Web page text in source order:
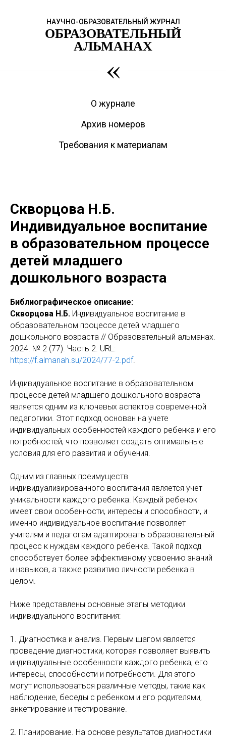
НАУЧНО-ОБРАЗОВАТЕЛЬНЫЙ ЖУРНАЛ
ОБРАЗОВАТЕЛЬНЫЙ
АЛЬМАНАХ
«
О журнале
Архив номеров
Требования к материалам
Скворцова Н.Б.
Индивидуальное воспитание
в образовательном процессе
детей младшего
дошкольного возраста
Библиографическое описание:
Скворцова Н.Б. Индивидуальное воспитание в
образовательном процессе детей младшего
дошкольного возраста // Образовательный альманах.
2024. № 2 (77). Часть 2. URL:
https://f.almanah.su/2024/77-2.pdf.
Индивидуальное воспитание в образовательном
процессе детей младшего дошкольного возраста
является одним из ключевых аспектов современной
педагогики. Этот подход основан на учете
индивидуальных особенностей каждого ребенка и его
потребностей, что позволяет создать оптимальные
условия для его развития и обучения.
Одним из главных преимуществ
индивидуализированного воспитания является учет
уникальности каждого ребенка. Каждый ребенок
имеет свои особенности, интересы и способности, и
именно индивидуальное воспитание позволяет
учителям и педагогам адаптировать образовательный
процесс к нуждам каждого ребенка. Такой подход
способствует более эффективному усвоению знаний
и навыков, а также развитию личности ребенка в
целом.
Ниже представлены основные этапы методики
индивидуального воспитания:
1. Диагностика и анализ. Первым шагом является
проведение диагностики, которая позволяет выявить
индивидуальные особенности каждого ребенка, его
интересы, способности и потребности. Для этого
могут использоваться различные методы, такие как
наблюдение, беседы с ребенком и его родителями,
анкетирование и тестирование.
2. Планирование. На основе результатов диагностики